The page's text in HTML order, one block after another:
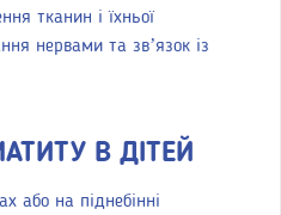
тканин і їхньої
нервами та зв’язок із
В ДІТЕЙ
або на піднебінні